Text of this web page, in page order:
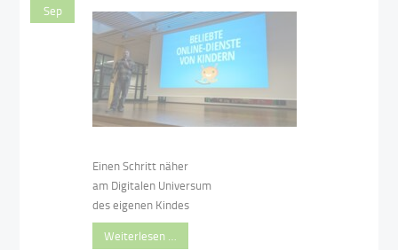
Sep
Einen Schritt näher
am Digitalen Universum
des eigenen Kindes
Weiterlesen …